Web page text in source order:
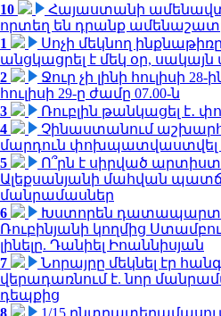
10
Հայաստանի
որտեղ են դրանք
1
Սոչի մեկնող
անցկացրել է մեկ օր, սակայն
2
Ջուր չի լինի հուլիսի
հուլիսի 29-ը ժամը 07.00-ն
3
Ռուբլին թանկացել է․
4
Չինաստանում
մարդուն փոխպատվաստվել
5
Ո՞րն է սիրված
Ալեքսանյանի մահվան
մանրամասներ
6
Խստորեն
Ռուբինյանի կողմից
լինելը. Դանիել Իոաննիսյան
7
Նորայրը մեկնել էր
վերադառնում է. նոր
դեպքից
8
1/15